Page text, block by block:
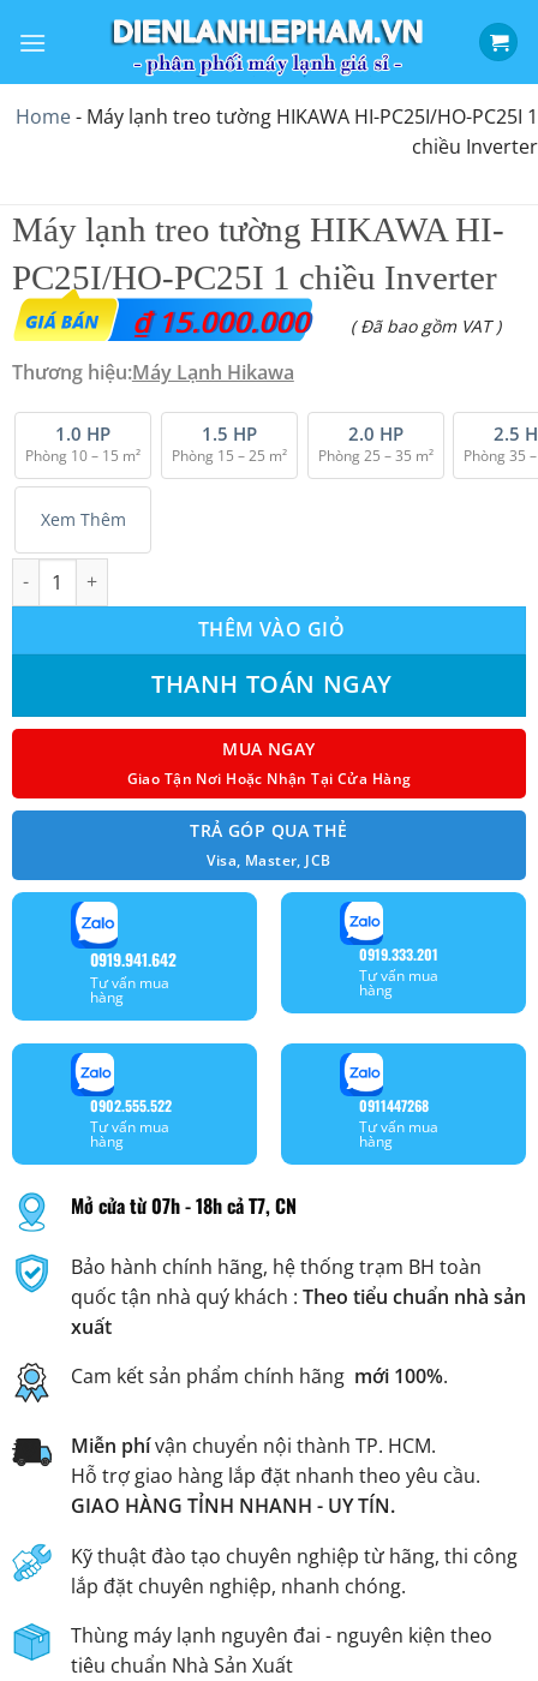
qua
dungHome- Máy lạnh treo tường HIKAWA HI-PC25I/HO-PC25I 1
chiều Inverter
Máy lạnh treo tường HIKAWA HI-
PC25I/HO-PC25I 1 chiều Inverter
₫15.000.000 ( Đã bao gồm VAT )
Thương hiệu:Máy Lạnh Hikawa
1.0 HP
Phòng 10 – 15 m²
1.5 HP
Phòng 15 – 25 m²
2.0 HP
Phòng 25 – 35 m²
2.5
Phòng 35
Xem Thêm
Máy lạnh treo tường HIKAWA HI-PC25I/HO-PC25I 1 chiều
THÊM VÀO GIỎ
THANH TOÁN NGAY
MUA NGAY
Giao Tận Nơi Hoặc Nhận Tại Cửa Hàng
TRẢ GÓP QUA THẺ
Visa, Master, JCB
0919.941.642
Tư vấn mua
hàng
0919.333.201
Tư vấn mua
hàng
0902.555.522
Tư vấn mua
hàng
0911447268
Tư vấn mua
hàng
Mở cửa từ 07h - 18h cả T7, CN
Bảo hành chính hãng, hệ thống trạm BH toàn
quốc tận nhà quý khách : Theo tiểu chuẩn nhà sản
xuất
Cam kết sản phẩm chính hãng mới 100%.
Miễn phívận chuyển nội thành TP. HCM.
Hỗ trợ giao hàng lắp đặt nhanh theo yêu cầu.
GIAO HÀNG TỈNH NHANH - UY TÍN.
Kỹ thuật đào tạo chuyên nghiệp từ hãng, thi công
lắp đặt chuyên nghiệp, nhanh chóng.
Thùng máy lạnh nguyên đai - nguyên kiện theo
tiêu chuẩn Nhà Sản Xuất